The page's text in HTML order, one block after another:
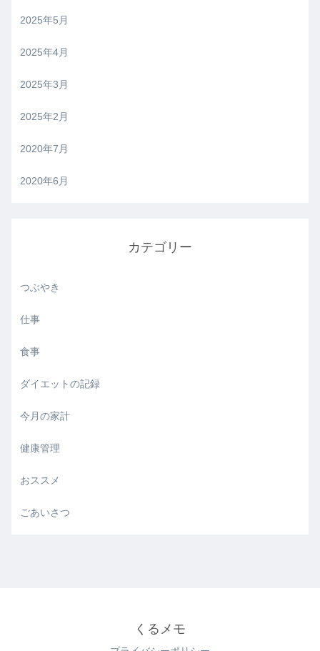
2025年5月
2025年4月
2025年3月
2025年2月
2020年7月
2020年6月
カテゴリー
つぶやき
仕事
食事
ダイエットの記録
今月の家計
健康管理
おススメ
ごあいさつ
くるメモ